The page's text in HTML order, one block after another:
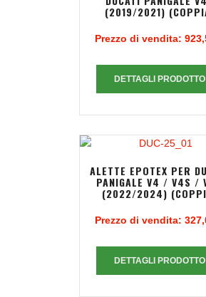
(2019/2021)
Prezzo di vendita:
DETTAGLI PRODOTTO
ALETTE EPOTEX PER
PANIGALE V4 / V4S /
(2022/2024)
Prezzo di vendita:
DETTAGLI PRODOTTO